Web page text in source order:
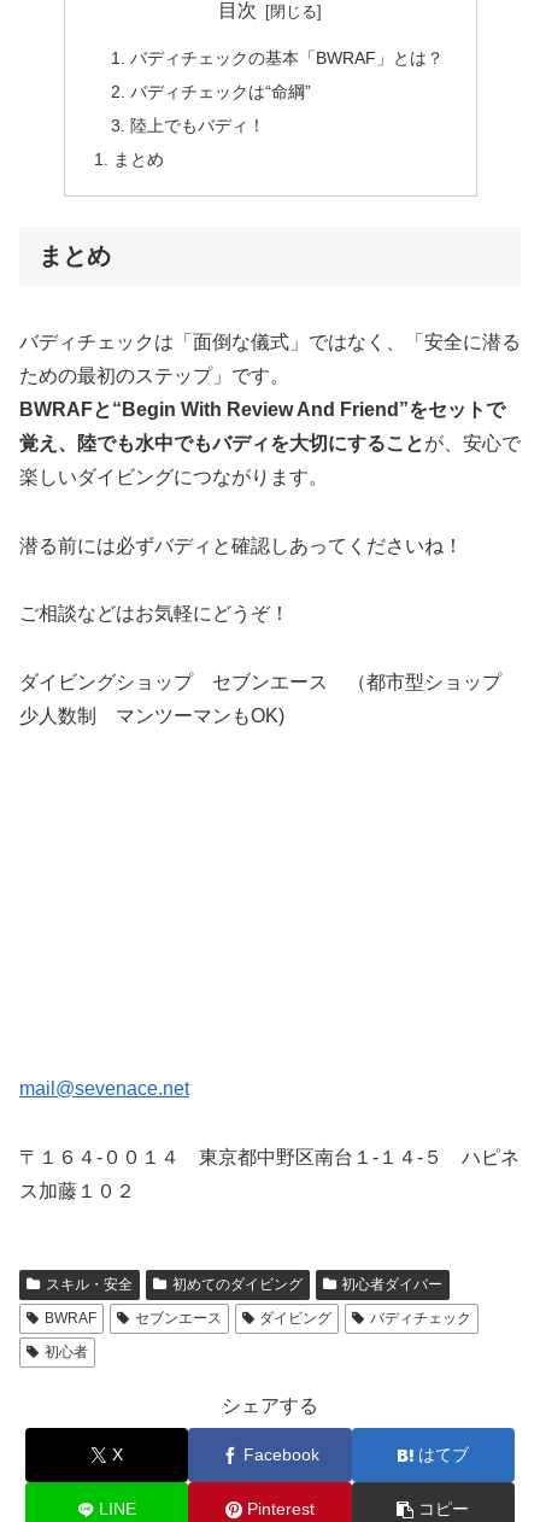
目次
バディチェックの基本「BWRAF」とは？
バディチェックは“命綱”
陸上でもバディ！
まとめ
まとめ
バディチェックは「面倒な儀式」ではなく、「安全に潜る
ための最初のステップ」です。
BWRAFと“Begin With Review And Friend”をセットで
覚え、陸でも水中でもバディを大切にすることが、安心で
楽しいダイビングにつながります。
潜る前には必ずバディと確認しあってくださいね！
ご相談などはお気軽にどうぞ！
ダイビングショップ セブンエース （都市型ショップ
少人数制 マンツーマンもOK)
mail@sevenace.net
〒１６４-００１４ 東京都中野区南台１-１４-５ ハピネ
ス加藤１０２
スキル・安全 初めてのダイビング
初心者ダイバー
BWRAF
セブンエース ダイビング
バディチェック
初心者
シェアする
X Facebook はてブ
LINE Pinterest コピー